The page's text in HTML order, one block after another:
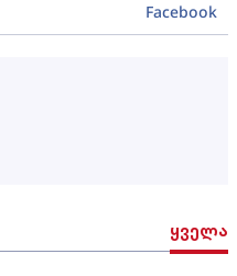
ყველა
Facebook